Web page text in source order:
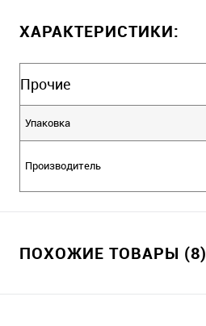
ХАРАКТЕРИСТИКИ:
Прочие
Упаковка
Производитель
ПОХОЖИЕ ТОВАРЫ (8)